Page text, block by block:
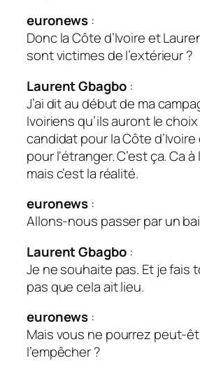
euronews :
Donc la Côte d’Ivoire et
sont victimes de l’extérieur ?
Laurent Gbagbo:
J’ai dit au début de ma
Ivoiriens qu’ils auront le
candidat pour la Côte
pour l‘étranger. C’est ça. Ca à
mais c’est la réalité.
euronews :
Allons-nous passer par un
Laurent Gbagbo:
Je ne souhaite pas. Et je fais
pas que cela ait lieu.
euronews :
Mais vous ne pourrez peut-
l’empêcher ?